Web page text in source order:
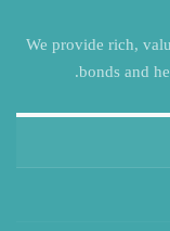
We provide rich,
bonds and